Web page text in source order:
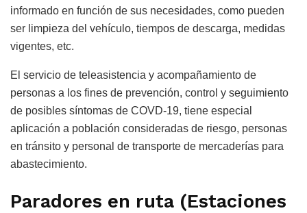
informado en función de sus necesidades, como pueden
ser limpieza del vehículo, tiempos de descarga, medidas
vigentes, etc.
El servicio de teleasistencia y acompañamiento de
personas a los fines de prevención, control y seguimiento
de posibles síntomas de COVD-19, tiene especial
aplicación a población consideradas de riesgo, personas
en tránsito y personal de transporte de mercaderías para
abastecimiento.
Paradores en ruta (Estaciones